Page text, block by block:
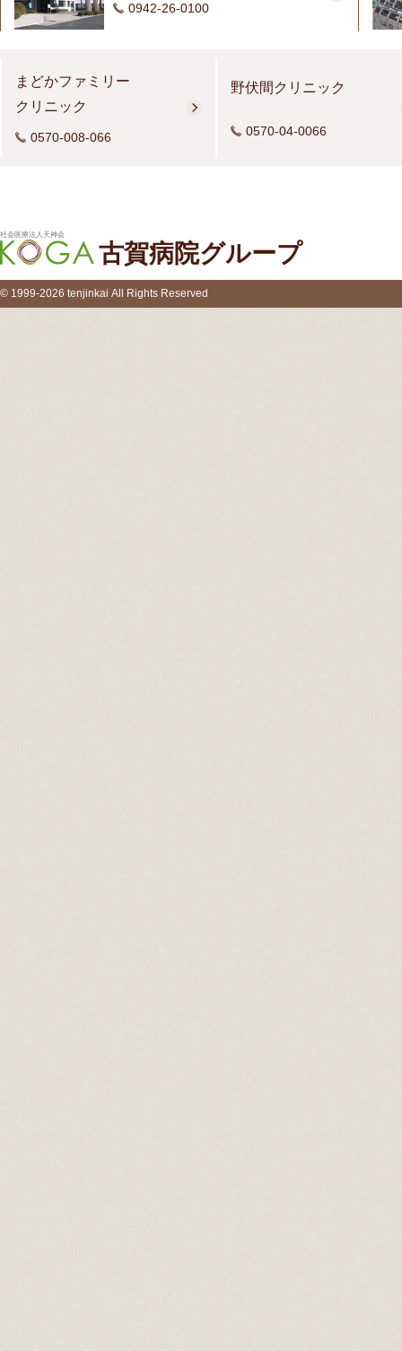
0942-26-0100
まどかファミリー
クリニック
0570-008-066
野伏間クリニック
0570-04-0066
社会医療法人天神会
古賀病院グループ
© 1999-2026 tenjinkai All Rights Reserved